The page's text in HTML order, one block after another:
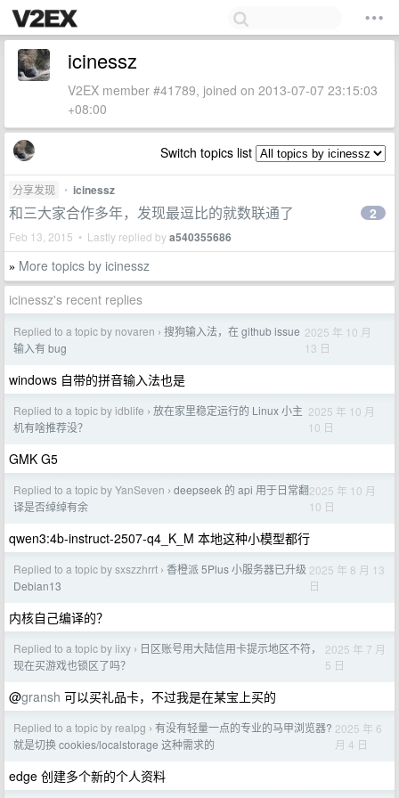
icinessz
V2EX member #41789, joined on 2013-07-07 23:15:03
+08:00
Switch topics list
分享发现 • icinessz
和三大家合作多年，发现最逗比的就数联通了
Feb 13, 2015 • Lastly replied bya540355686
2
» More topics by icinessz
icinessz's recent replies
Replied to a topic by novaren › 搜狗输入法，在 github issue
输入有 bug
2025 年 10 月
13 日
windows 自带的拼音输入法也是
Replied to a topic by idblife › 放在家里稳定运行的 Linux 小主
机有啥推荐没？
2025 年 10 月
10 日
GMK G5
Replied to a topic by YanSeven › deepseek 的 api 用于日常翻
译是否绰绰有余
2025 年 10 月
10 日
qwen3:4b-instruct-2507-q4_K_M 本地这种小模型都行
Replied to a topic by sxszzhrrt › 香橙派 5Plus 小服务器已升级
Debian13
2025 年 8 月 13
日
内核自己编译的？
Replied to a topic by iixy › 日区账号用大陆信用卡提示地区不符，
现在买游戏也锁区了吗？
2025 年 7 月
5 日
@gransh 可以买礼品卡，不过我是在某宝上买的
Replied to a topic by realpg › 有没有轻量一点的专业的马甲浏览器?
就是切换 cookies/localstorage 这种需求的
2025 年 6
月 4 日
edge 创建多个新的个人资料